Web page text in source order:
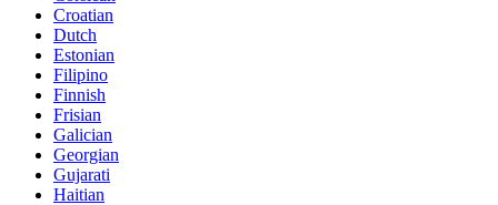
Croatian
Dutch
Estonian
Filipino
Finnish
Frisian
Galician
Georgian
Gujarati
Haitian